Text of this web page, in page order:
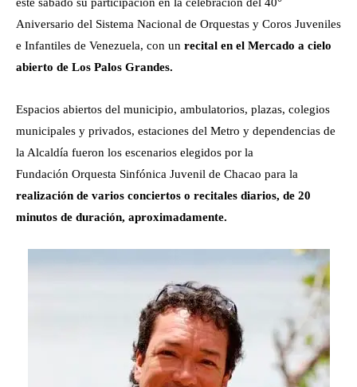
Aniversario del Sistema Nacional de Orquestas y Coros Juveniles
e Infantiles de Venezuela, con un recital en el Mercado a cielo
abierto de Los Palos Grandes.
Espacios abiertos del municipio, ambulatorios, plazas, colegios
municipales y privados, estaciones del Metro y dependencias de
la Alcaldía fueron los escenarios elegidos por la
Fundación Orquesta Sinfónica Juvenil de Chacao para la
realización de varios conciertos o recitales diarios, de 20
minutos de duración, aproximadamente.